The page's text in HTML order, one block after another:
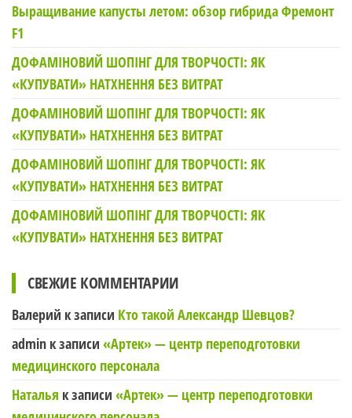
Выращивание капусты летом: обзор гибрида Фремонт
F1
ДОФАМІНОВИЙ ШОПІНГ ДЛЯ ТВОРЧОСТІ: ЯК
«КУПУВАТИ» НАТХНЕННЯ БЕЗ ВИТРАТ
ДОФАМІНОВИЙ ШОПІНГ ДЛЯ ТВОРЧОСТІ: ЯК
«КУПУВАТИ» НАТХНЕННЯ БЕЗ ВИТРАТ
ДОФАМІНОВИЙ ШОПІНГ ДЛЯ ТВОРЧОСТІ: ЯК
«КУПУВАТИ» НАТХНЕННЯ БЕЗ ВИТРАТ
ДОФАМІНОВИЙ ШОПІНГ ДЛЯ ТВОРЧОСТІ: ЯК
«КУПУВАТИ» НАТХНЕННЯ БЕЗ ВИТРАТ
СВЕЖИЕ КОММЕНТАРИИ
Валерий к записи Кто такой Александр Шевцов?
admin к записи «Артек» — центр переподготовки
медицинского персонала
Наталья к записи «Артек» — центр переподготовки